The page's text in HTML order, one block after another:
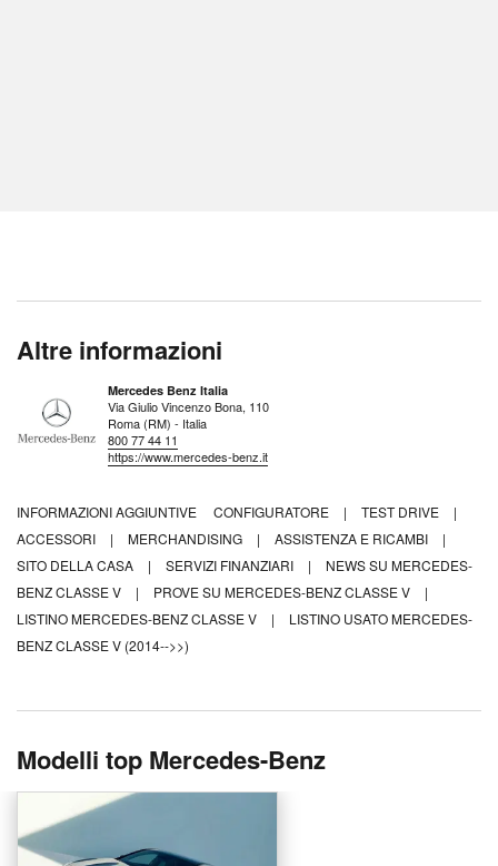
Altre informazioni
Mercedes Benz Italia
Via Giulio Vincenzo Bona, 110
Roma (RM) - Italia
800 77 44 11
https://www.mercedes-benz.it
INFORMAZIONI AGGIUNTIVE CONFIGURATORE | TEST DRIVE
|
ACCESSORI
| MERCHANDISING | ASSISTENZA E RICAMBI
|
SITO DELLA CASA
| SERVIZI FINANZIARI |
NEWS SU MERCEDES-
BENZ CLASSE V
| PROVE SU MERCEDES-BENZ CLASSE V
|
LISTINO MERCEDES-BENZ CLASSE V
|
LISTINO USATO MERCEDES-
BENZ CLASSE V (2014-->>)
Modelli top Mercedes-Benz